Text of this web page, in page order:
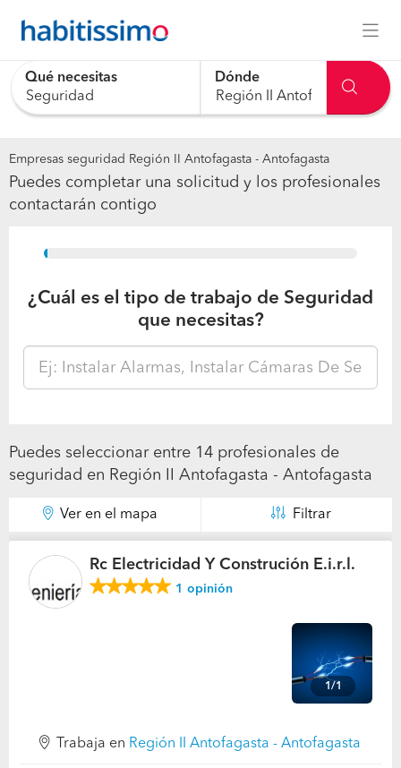
Qué necesitas Dónde
Empresas seguridad Región II Antofagasta - Antofagasta
Puedes completar una solicitud y los profesionales
contactarán contigo
15%
¿Cuál es el tipo de trabajo de Seguridad
que necesitas?
Puedes seleccionar entre 14 profesionales de
seguridad en Región II Antofagasta - Antofagasta
Ver en el mapa Filtrar
Rc Electricidad Y Construción E.i.r.l.
1 opinión
1/1
Trabaja en Región II Antofagasta - Antofagasta